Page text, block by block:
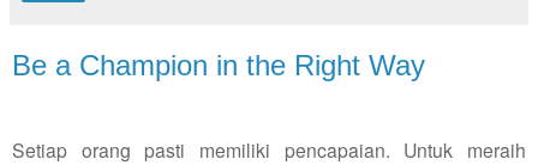
Be a Champion in the Right Way
Setiap orang pasti memiliki pencapaian. Untuk meraih